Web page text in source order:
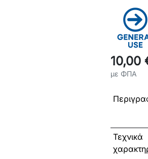
10,00
με ΦΠΑ
Τεχνικά